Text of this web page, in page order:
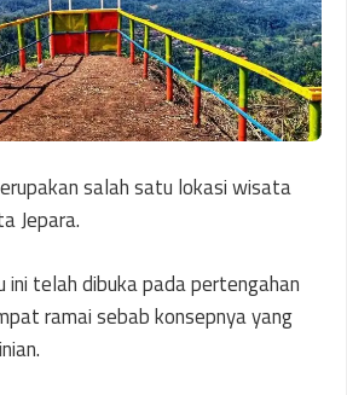
salah satu lokasi wisata
Jepara.
telah dibuka pada pertengahan
ramai sebab konsepnya yang